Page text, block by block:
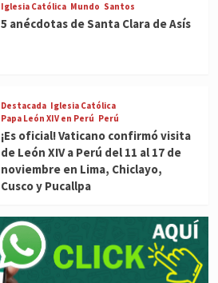
Iglesia Católica Mundo Santos
5 anécdotas de Santa Clara de Asís
Destacada Iglesia Católica
Papa León XIV en Perú Perú
¡Es oficial! Vaticano confirmó visita
de León XIV a Perú del 11 al 17 de
noviembre en Lima, Chiclayo,
Cusco y Pucallpa